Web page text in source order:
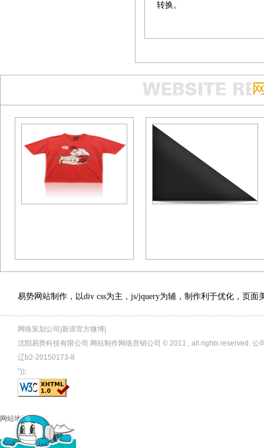
转换。
易势网站制作，以div css为主，js/jquery为辅，制作利于优化，页面
网络策划公司|新浪官方微博|
沈阳易势科技有限公司 网站制作网络营销公司 © 2011 , all rights reserved.
辽b2-20150173-8
"));
网站地图